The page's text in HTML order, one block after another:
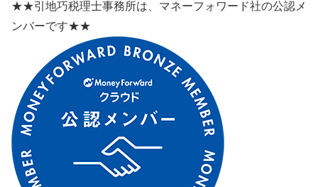
★★引地巧税理士事務所は、マネーフォワード社の公認メ
ンバーです★★